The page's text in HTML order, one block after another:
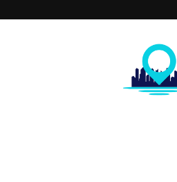
Beograd
Danas